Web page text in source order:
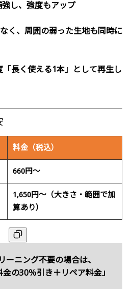
し、強度もアップ
く、周囲の弱った生地も同時に
長く使える1本」として再生し
料金（税込）
660円〜
1,650円〜（大きさ・範囲で加
算あり）
ーニング不要の場合は、
の30％引き＋リペア料金」